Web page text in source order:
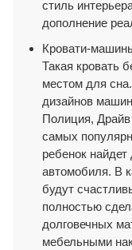
стиль
дополнение
Кровати-
Такая кровать
местом для
дизайнов
Полиция,
самых
ребенок
автомобиля. В
будут
полностью
долговечных
мебельными